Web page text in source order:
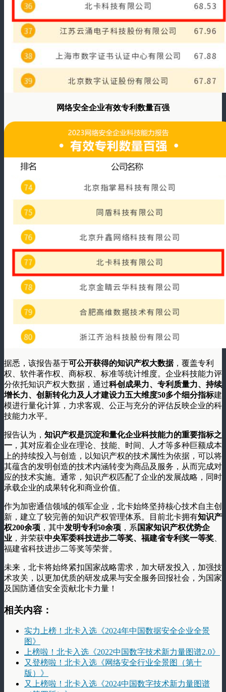
网络安全企业有效专利数量百强
据悉，该报告基于可公开获得的知识产权大数据，覆盖专利
权、软件著作权、商标权、标准等统计维度。企业科技能力评
分依托知识产权大数据，通过科创成果力、专利质量力、持续
增长力、创新转化力及人才建设力五大维度50多个细分指标建
模进行量化计算，力求客观、公正与充分的评估反映企业的科
技能力水平。
报告认为， 知识产权是沉淀和量化企业科技能力的重要指标之
一 ，其对应着企业在理论、技能、时间、人才等多种巨额成本
上的持续投入与创造，以知识产权的技术属性为依据，可以将
其蕴含的发明创造的技术内涵转变为商品及服务，从而完成对
应的技术实施。通常，知识产权匹配了企业的发展战略，同时
承载企业的成果转化和商业价值。
作为加密通信领域的领军企业，北卡始终坚持核心技术自主创
新，建立了较完善的知识产权管理体系。目前北卡拥有知识产
权200余项 ，其中发明专利50余项 ，系 国家知识产权优势企
业 ，并荣获中央军委科技进步二等奖、福建省专利奖一等奖
福建省科技进步二等奖等荣誉。
未来，北卡将始终紧扣国家战略需求，加大研发投入，加强技
术攻关，以更加优质的研发成果与安全服务回报社会，为国家
及国防通信安全贡献北卡力量！
相关内容：
实力上榜！北卡入选《2024年中国数据安全企业全景
图》
上榜啦！北卡入选《2022中国数字技术新力量图谱2.0》
又登榜啦！北卡入选《网络安全行业全景图（第十
版）》
又上榜啦！北卡入选《2024中国数字技术新力量图谱